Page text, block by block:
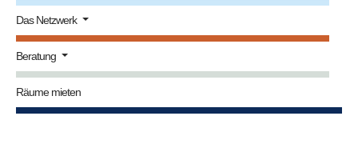
Das Netzwerk
Beratung
Räume mieten